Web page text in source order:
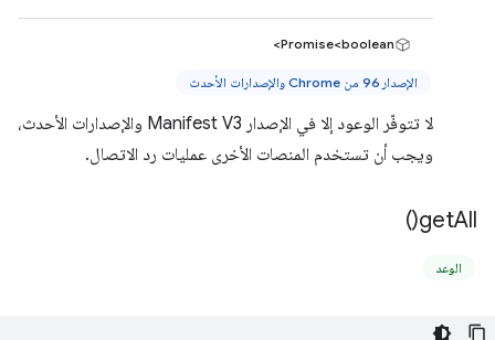
Promise<boolean>
الإصدار 96 من Chrome والإصدارات الأحدث
لا تتوفّر الوعود إلا في الإصدار Manifest V3 والإصدارات الأحدث،
ويجب أن تستخدم المنصات الأخرى عمليات رد الاتصال.
getAll(
)
الوعد